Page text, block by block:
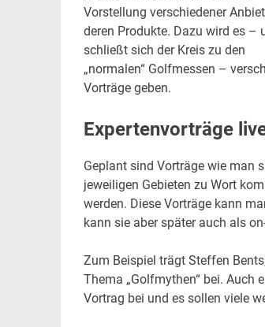
Vorstellung verschiedener
deren Produkte. Dazu wird es –
schließt sich der Kreis zu den
„normalen“ Golfmessen –
Vorträge geben.
Expertenvorträge
Geplant sind Vorträge wie man
jeweiligen Gebieten zu Wort
werden. Diese Vorträge kann
kann sie aber später auch als
Zum Beispiel trägt Steffen
Thema „Golfmythen“ bei. Auch
Vortrag bei und es sollen viele